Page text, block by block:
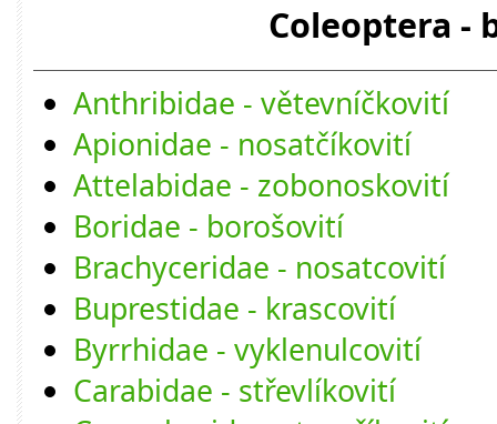
Coleoptera -
Anthribidae - větevníčkovití
Apionidae - nosatčíkovití
Attelabidae - zobonoskovití
Boridae - borošovití
Brachyceridae - nosatcovití
Buprestidae - krascovití
Byrrhidae - vyklenulcovití
Carabidae - střevlíkovití